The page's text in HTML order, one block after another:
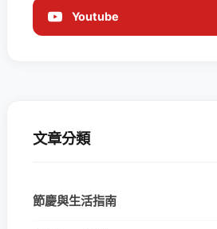
Youtube
文章分類
節慶與生活指南